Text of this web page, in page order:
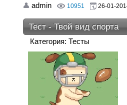
admin 10951 26-01-
Тест - Твой вид спорта
Категория: Тесты